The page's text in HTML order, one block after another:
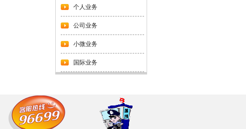
个人业务
公司业务
小微业务
国际业务